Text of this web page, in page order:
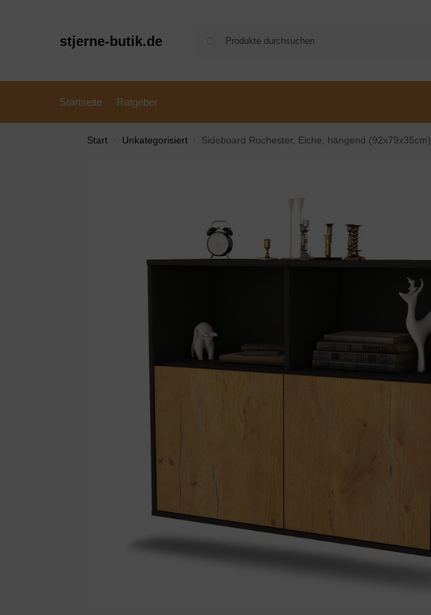
stjerne-butik.de
Startseite Ratgeber
Start Unkategorisiert Sideboard Rochester, Eiche, hängend (92x79x35cm)